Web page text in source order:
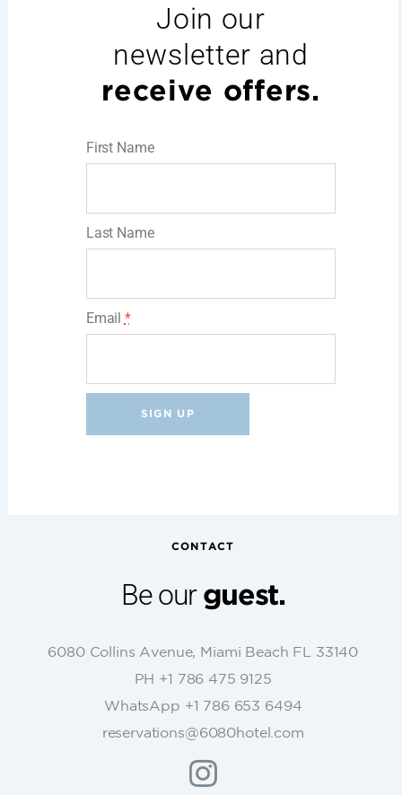
Join our
newsletter and
receive offers.
First Name
Last Name
Email *
o
CONTACT
Be our guest.
6080 Collins Avenue, Miami Beach FL 33140
PH +1 786 475 9125
WhatsApp +1 786 653 6494
reservations@6080hotel.com